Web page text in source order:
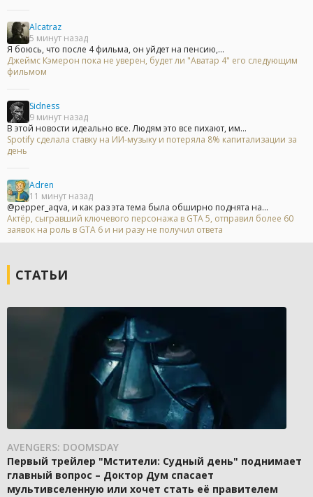
Alcatraz
5 минут назад
Я боюсь, что после 4 фильма, он уйдет на пенсию,...
Джеймс Кэмерон пока не уверен, будет ли "Аватар 4" его следующим
фильмом
Sidness
9 минут назад
В этой новости идеально все. Людям это все пихают, им...
Spotify сделала ставку на ИИ-музыку и потеряла 8% капитализации за
день
Adren
11 минут назад
@pepper_aqva, и как раз эта тема была обширно поднята на...
Актёр, сыгравший ключевого персонажа в GTA 5, отправил более 60
заявок на роль в GTA 6 и ни разу не получил ответа
СТАТЬИ
AVENGERS: DOOMSDAY
Первый трейлер "Мстители: Судный день" поднимает
главный вопрос – Доктор Дум спасает
мультивселенную или хочет стать её правителем